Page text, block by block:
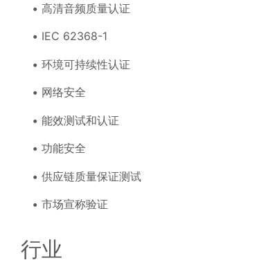
高清音频质量认证
IEC 62368-1
环境可持续性认证
网络安全
能效测试和认证
功能安全
供应链质量保证测试
市场宣称验证
行业